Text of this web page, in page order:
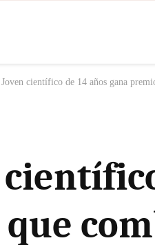
Joven científico de 14 años gana